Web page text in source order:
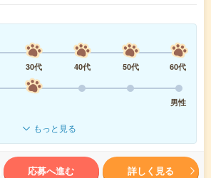
30代 40代 50代
60代
男性
もっと見る
応募へ進む 詳しく見る